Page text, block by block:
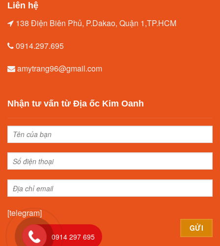
Liên hệ
138 Điện Biên Phủ, P.Dakao, Quận 1,TP.HCM
0914.297.695
amytrang96@gmail.com
Nhận tư vấn từ Địa ốc Kim Oanh
[telegram]
0914 297 695